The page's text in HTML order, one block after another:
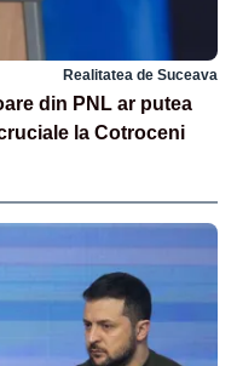
Realitatea de Suceava
din PNL ar putea
la Cotroceni